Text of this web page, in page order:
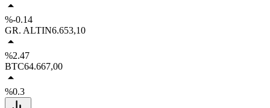
%-0.14
GR. ALTIN6.653,10
%2.47
BTC64.667,00
%0.3